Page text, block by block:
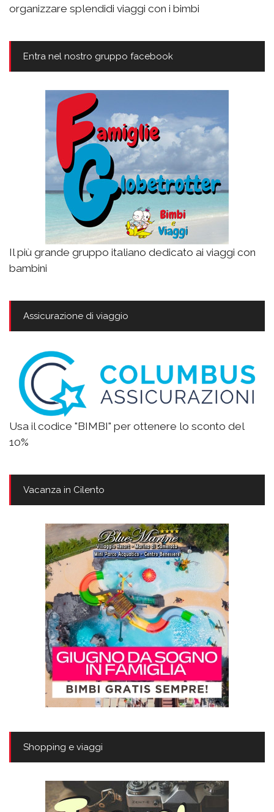
organizzare splendidi viaggi con i bimbi
Entra nel nostro gruppo facebook
Il più grande gruppo italiano dedicato ai viaggi con
bambini
Assicurazione di viaggio
Usa il codice "BIMBI" per ottenere lo sconto del
10%
Vacanza in Cilento
Shopping e viaggi